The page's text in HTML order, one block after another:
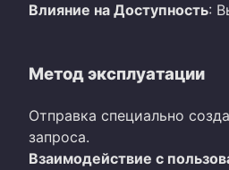
Влияние на Доступность:
Метод эксплуатации
Отправка специально
запроса.
Взаимодействие с